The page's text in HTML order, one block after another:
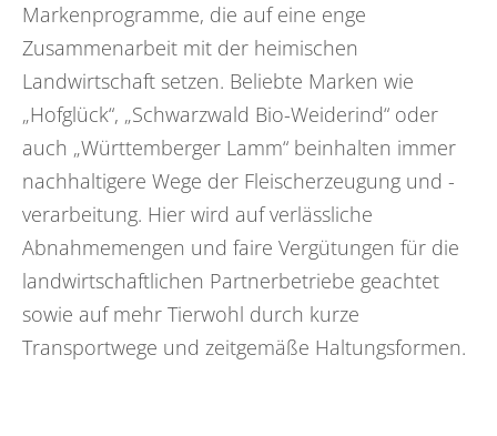
Markenprogramme, die auf eine enge
Zusammenarbeit mit der heimischen
Landwirtschaft setzen. Beliebte Marken wie
„Hofglück“, „Schwarzwald Bio-Weiderind“ oder
auch „Württemberger Lamm“ beinhalten immer
nachhaltigere Wege der Fleischerzeugung und -
verarbeitung. Hier wird auf verlässliche
Abnahmemengen und faire Vergütungen für die
landwirtschaftlichen Partnerbetriebe geachtet
sowie auf mehr Tierwohl durch kurze
Transportwege und zeitgemäße Haltungsformen.